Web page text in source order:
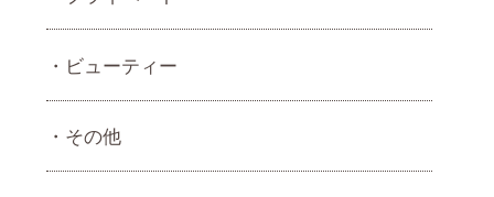
ビューティー
その他